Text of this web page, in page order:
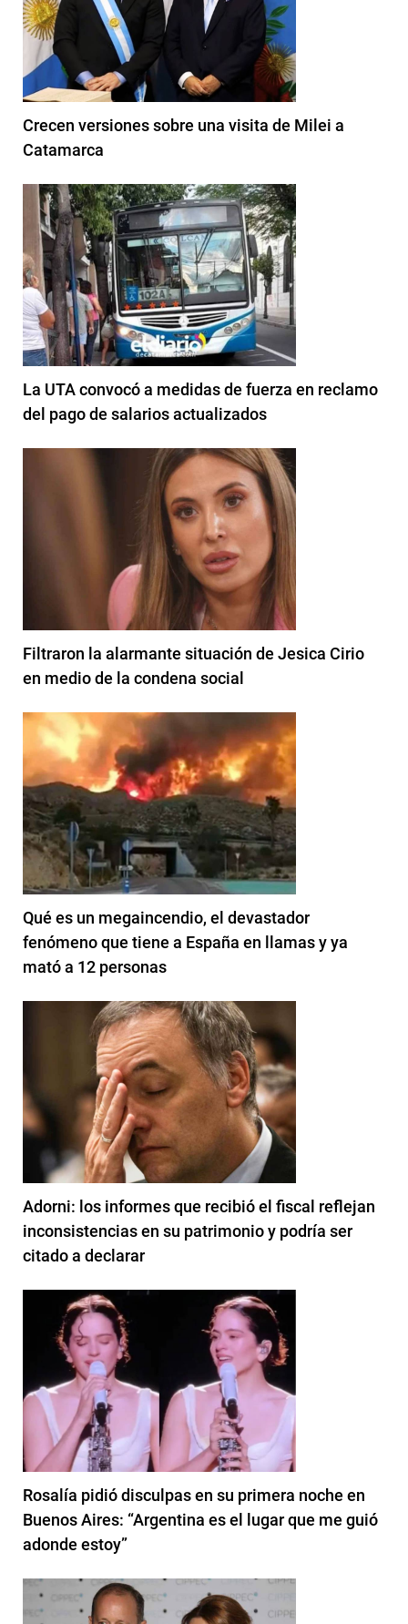
Crecen versiones sobre una visita de Milei a
Catamarca
La UTA convocó a medidas de fuerza en reclamo
del pago de salarios actualizados
Filtraron la alarmante situación de Jesica Cirio
en medio de la condena social
Qué es un megaincendio, el devastador
fenómeno que tiene a España en llamas y ya
mató a 12 personas
Adorni: los informes que recibió el fiscal reflejan
inconsistencias en su patrimonio y podría ser
citado a declarar
Rosalía pidió disculpas en su primera noche en
Buenos Aires: “Argentina es el lugar que me guió
adonde estoy”